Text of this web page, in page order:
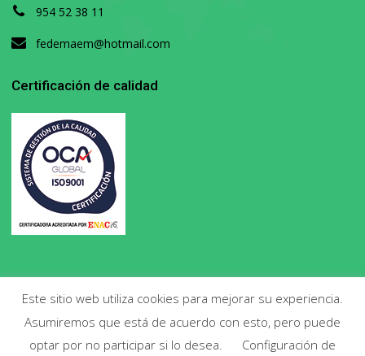
954 52 38 11
fedemaem@hotmail.com
Certificación de calidad
Copyright 2020. Todos los derechos reservados.
Este sitio web utiliza cookies para mejorar su experiencia.
Asumiremos que está de acuerdo con esto, pero puede
optar por no participar si lo desea.
Configuración de